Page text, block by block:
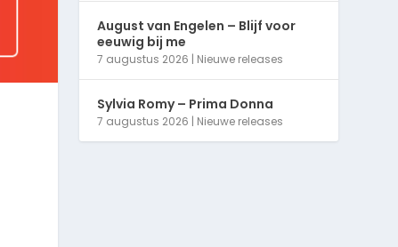
August van Engelen – Blijf voor
eeuwig bij me
7 augustus 2026 | Nieuwe releases
Sylvia Romy – Prima Donna
7 augustus 2026 | Nieuwe releases